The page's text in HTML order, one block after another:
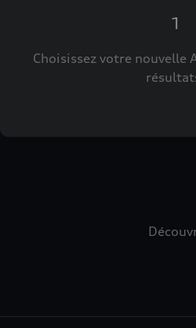
1
Choisissez votre nouvelle